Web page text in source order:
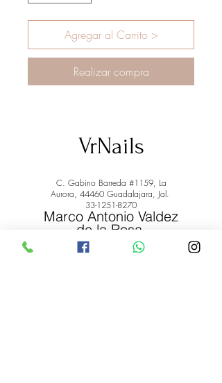
Agregar al Carrito >
Realizar compra
VrNails
C. Gabino Barreda #1159, La
Aurora, 44460 Guadalajara, Jal.
33-1251-8270
Marco Antonio Valdez
de la Rosa.
RFC: VARM900908ER2